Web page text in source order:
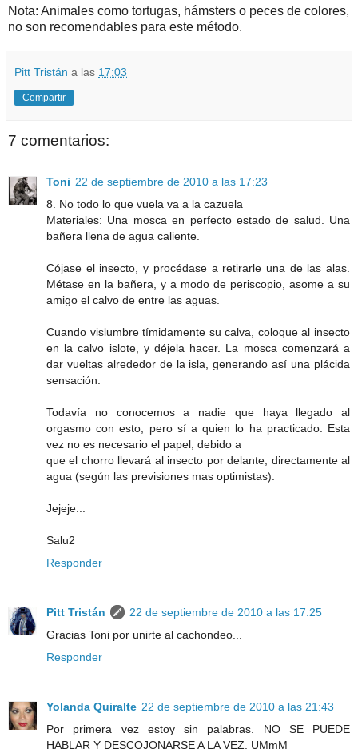
Nota: Animales como tortugas, hámsters o peces de colores,
no son recomendables para este método.
Pitt Tristán a las 17:03
Compartir
7 comentarios:
Toni 22 de septiembre de 2010 a las 17:23
8. No todo lo que vuela va a la cazuela
Materiales: Una mosca en perfecto estado de salud. Una
bañera llena de agua caliente.
Cójase el insecto, y procédase a retirarle una de las alas.
Métase en la bañera, y a modo de periscopio, asome a su
amigo el calvo de entre las aguas.
Cuando vislumbre tímidamente su calva, coloque al insecto
en la calvo islote, y déjela hacer. La mosca comenzará a
dar vueltas alrededor de la isla, generando así una plácida
sensación.
Todavía no conocemos a nadie que haya llegado al
orgasmo con esto, pero sí a quien lo ha practicado. Esta
vez no es necesario el papel, debido a
que el chorro llevará al insecto por delante, directamente al
agua (según las previsiones mas optimistas).
Jejeje...
Salu2
Responder
Pitt Tristán
22 de septiembre de 2010 a las 17:25
Gracias Toni por unirte al cachondeo...
Responder
Yolanda Quiralte 22 de septiembre de 2010 a las 21:43
Por primera vez estoy sin palabras. NO SE PUEDE
HABLAR Y DESCOJONARSE A LA VEZ. UMmM